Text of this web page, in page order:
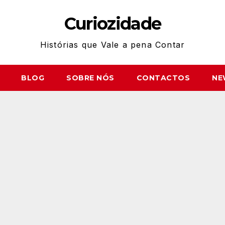
Curiozidade
Histórias que Vale a pena Contar
BLOG SOBRE NÓS CONTACTOS